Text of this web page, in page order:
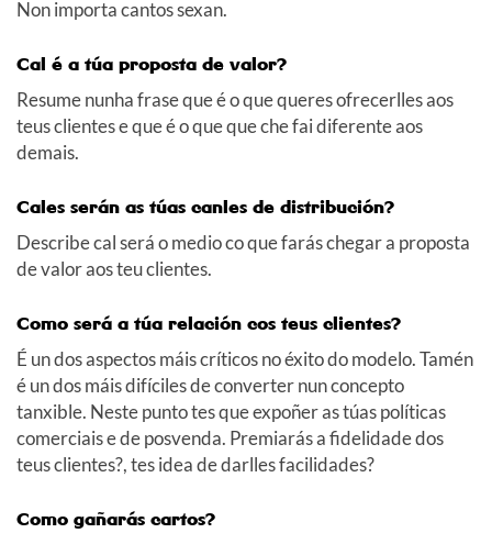
Non importa cantos sexan.
Cal é a túa proposta de valor?
Resume nunha frase que é o que queres ofrecerlles aos
teus clientes e que é o que que che fai diferente aos
demais.
Cales serán as túas canles de distribución?
Describe cal será o medio co que farás chegar a proposta
de valor aos teu clientes.
Como será a túa relación cos teus clientes?
É un dos aspectos máis críticos no éxito do modelo. Tamén
é un dos máis difíciles de converter nun concepto
tanxible. Neste punto tes que expoñer as túas políticas
comerciais e de posvenda. Premiarás a fidelidade dos
teus clientes?, tes idea de darlles facilidades?
Como gañarás cartos?